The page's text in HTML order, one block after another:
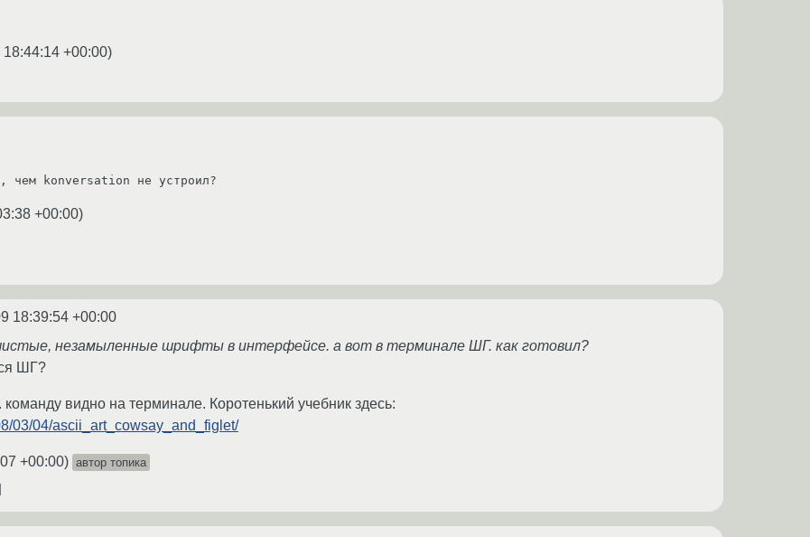
+00:00)
чем konversation не устроил?
+00:00)
18:39:54 +00:00
чистые, незамыленные шрифты в интерфейсе. а вот в терминале ШГ. как готовил?
ШГ?
видно на терминале. Коротенький учебник здесь:
03/04/ascii_art_cowsay_and_figlet/
+00:00) автор топика